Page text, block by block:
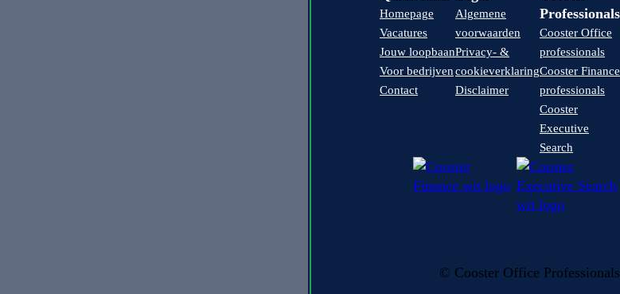
Homepage
Vacatures
Jouw loopbaan
Voor bedrijven
Contact
Algemene
voorwaarden
Privacy- &
cookieverklaring
Disclaimer
Professionals
Cooster Office
professionals
Cooster Finance
professionals
Cooster
Executive
Search
© Cooster Office Professionals